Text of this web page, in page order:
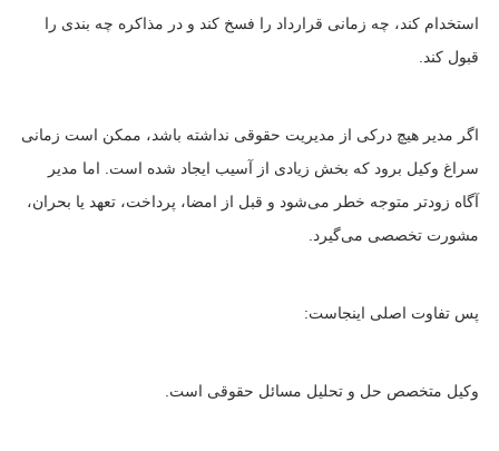
استخدام کند، چه زمانی قرارداد را فسخ کند و در مذاکره چه بندی را
قبول کند.
اگر مدیر هیچ درکی از مدیریت حقوقی نداشته باشد، ممکن است زمانی
سراغ وکیل برود که بخش زیادی از آسیب ایجاد شده است. اما مدیر
آگاه زودتر متوجه خطر می‌شود و قبل از امضا، پرداخت، تعهد یا بحران،
مشورت تخصصی می‌گیرد.
پس تفاوت اصلی اینجاست:
وکیل متخصص حل و تحلیل مسائل حقوقی است.